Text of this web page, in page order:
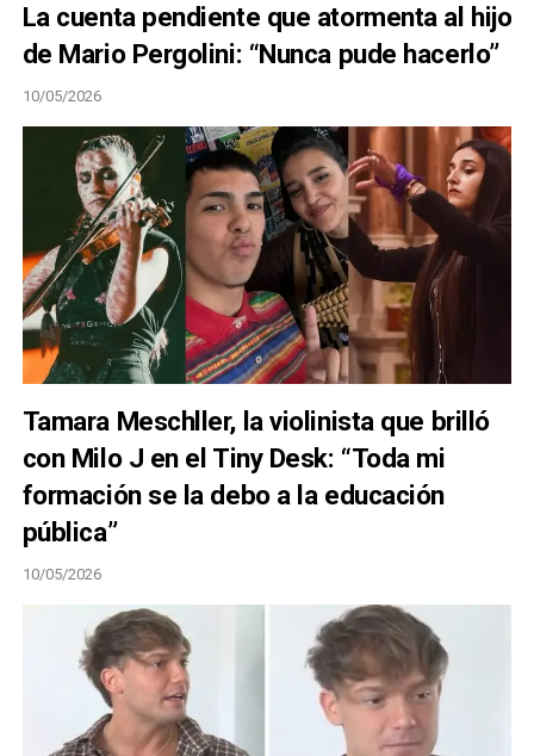
La cuenta pendiente que atormenta al hijo
de Mario Pergolini: “Nunca pude hacerlo”
10/05/2026
Tamara Meschller, la violinista que brilló
con Milo J en el Tiny Desk: “Toda mi
formación se la debo a la educación
pública”
10/05/2026